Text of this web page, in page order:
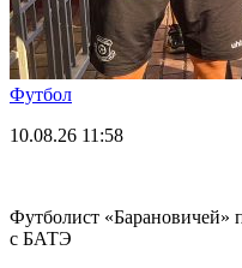
Футбол
10.08.26 11:58
Футболист «Барановичей»
с БАТЭ